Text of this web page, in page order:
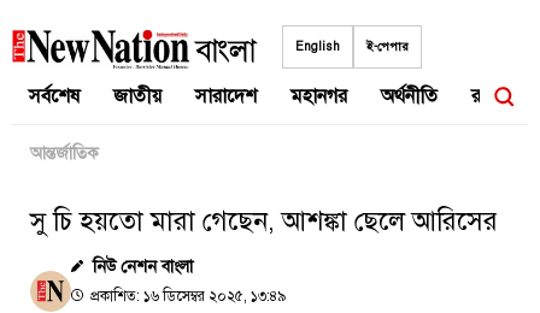
to
English ই-পেপার
সর্বশেষ জাতীয় সারাদেশ মহানগর অর্থনীতি রাজনীতি
আন্তর্জাতিক
সু চি হয়তো মারা গেছেন, আশঙ্কা ছেলে আরিসের
নিউ নেশন বাংলা
প্রকাশিত: ১৬ ডিসেম্বর ২০২৫, ১৩:৪৯